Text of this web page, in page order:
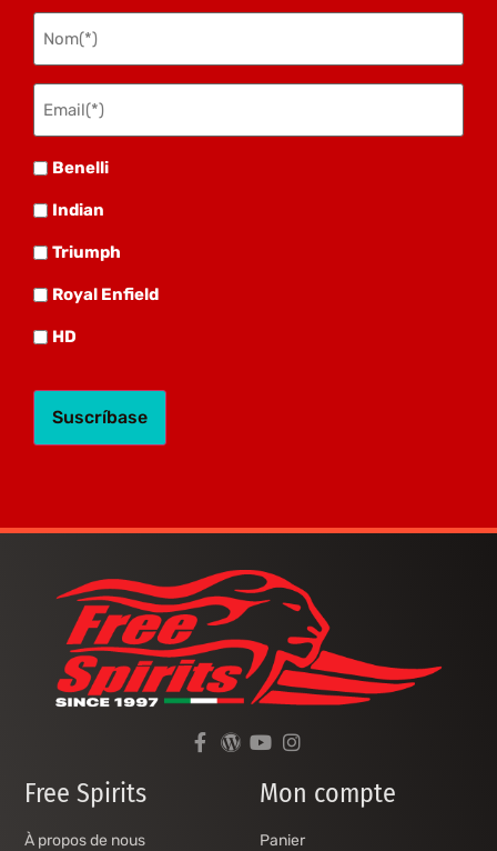
Nom
(Nécessaire)
Email(*)
(Nécessaire)
Benelli
Benelli
Indian
Indian
Triumph
Triumph
Royal
Royal Enfield
HDHD
Free Spirits
À propos de nous
Mon compte
Panier